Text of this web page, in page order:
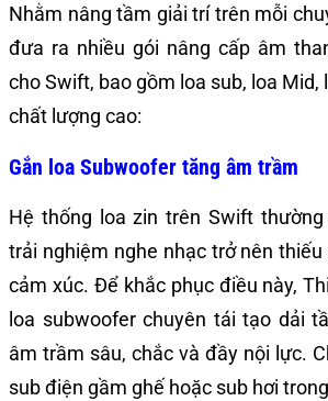
Nhằm nâng tầm giải trí trên mỗi
đưa ra nhiều gói nâng cấp âm
cho Swift, bao gồm loa sub, loa Mid,
chất lượng cao:
Gắn loa Subwoofer tăng âm trầm
Hệ thống loa zin trên Swift
trải nghiệm nghe nhạc trở nên
cảm xúc. Để khắc phục điều này,
loa subwoofer chuyên tái tạo dải
âm trầm sâu, chắc và đầy nội lực.
sub điện gầm ghế hoặc sub hơi